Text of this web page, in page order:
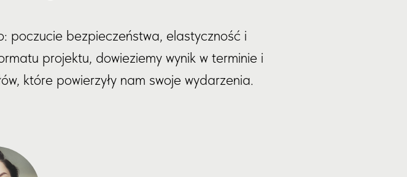
poczucie bezpieczeństwa, elastyczność i
projektu, dowieziemy wynik w terminie i
które powierzyły nam swoje wydarzenia.